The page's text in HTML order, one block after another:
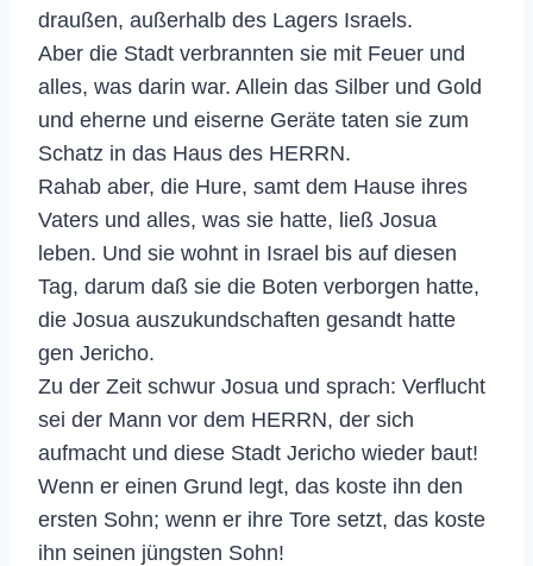
draußen, außerhalb des Lagers Israels.
Aber die Stadt verbrannten sie mit Feuer und
alles, was darin war. Allein das Silber und Gold
und eherne und eiserne Geräte taten sie zum
Schatz in das Haus des HERRN.
Rahab aber, die Hure, samt dem Hause ihres
Vaters und alles, was sie hatte, ließ Josua
leben. Und sie wohnt in Israel bis auf diesen
Tag, darum daß sie die Boten verborgen hatte,
die Josua auszukundschaften gesandt hatte
gen Jericho.
Zu der Zeit schwur Josua und sprach: Verflucht
sei der Mann vor dem HERRN, der sich
aufmacht und diese Stadt Jericho wieder baut!
Wenn er einen Grund legt, das koste ihn den
ersten Sohn; wenn er ihre Tore setzt, das koste
ihn seinen jüngsten Sohn!